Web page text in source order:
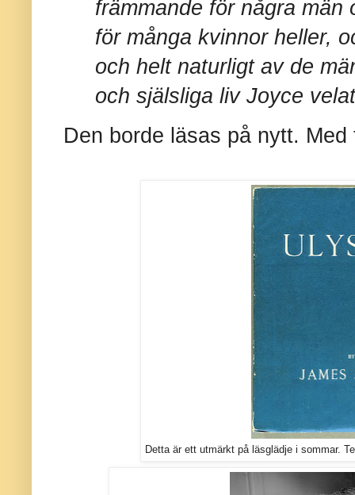
främmande för några män
för många kvinnor heller,
och helt naturligt av de
och själsliga liv Joyce
Den borde läsas på nytt.
Detta är ett utmärkt på läsglädje i sommar.